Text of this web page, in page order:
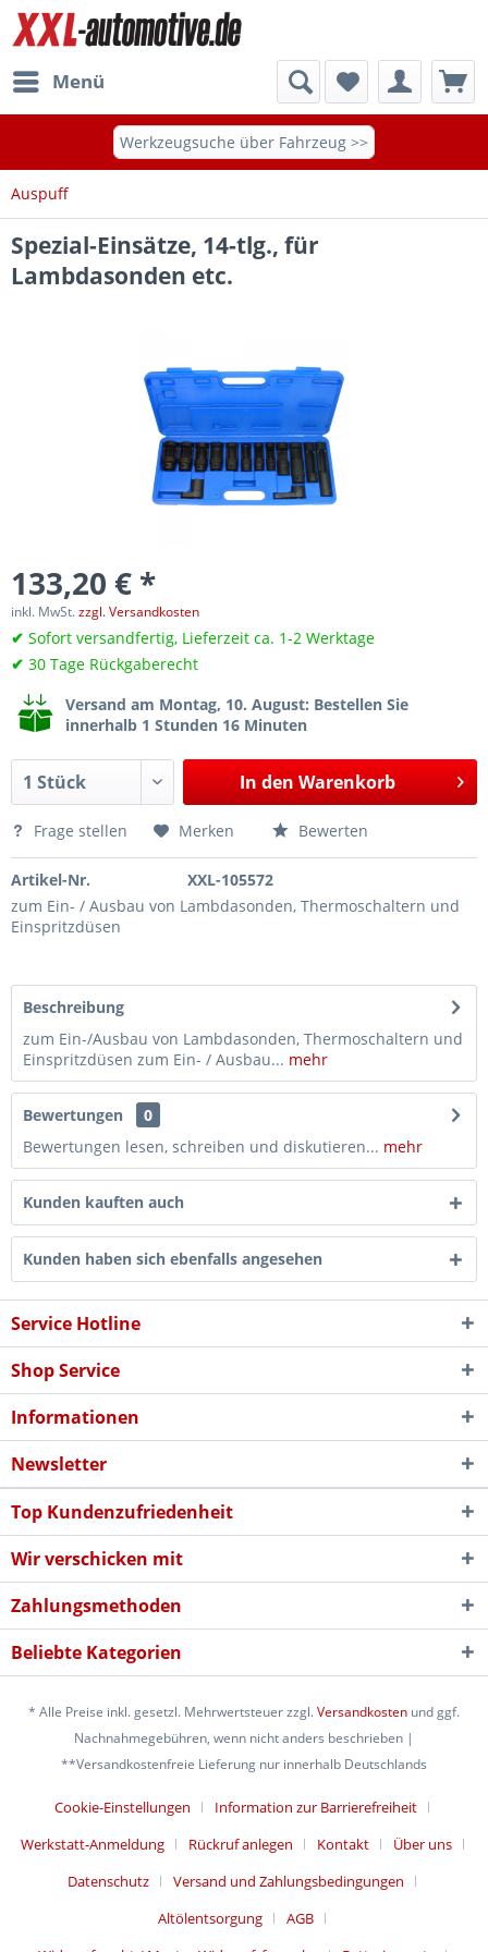
Menü
Werkzeugsuche über Fahrzeug >>
Auspuff
Spezial-Einsätze, 14-tlg., für
Lambdasonden etc.
133,20 € *
inkl. MwSt.zzgl. Versandkosten
✔ Sofort versandfertig, Lieferzeit ca. 1-2 Werktage
✔ 30 Tage Rückgaberecht
Versand am Montag, 10. August: Bestellen Sie
innerhalb 1 Stunden 16 Minuten
In den Warenkorb
Frage stellen Merken Bewerten
Artikel-Nr.
XXL-105572
zum Ein- / Ausbau von Lambdasonden, Thermoschaltern und
Einspritzdüsen
Beschreibung
zum Ein-/Ausbau von Lambdasonden, Thermoschaltern und
Einspritzdüsen zum Ein- / Ausbau... mehr
Bewertungen
0
Bewertungen lesen, schreiben und diskutieren... mehr
Kunden kauften auch
Kunden haben sich ebenfalls angesehen
Service Hotline
Shop Service
Informationen
Newsletter
Top Kundenzufriedenheit
Wir verschicken mit
Zahlungsmethoden
Beliebte Kategorien
* Alle Preise inkl. gesetzl. Mehrwertsteuer zzgl.Versandkosten und ggf.
Nachnahmegebühren, wenn nicht anders beschrieben |
**Versandkostenfreie Lieferung nur innerhalb Deutschlands
Cookie-Einstellungen
Information zur Barrierefreiheit
Werkstatt-Anmeldung
Rückruf anlegen Kontakt
Über uns
Datenschutz
Versand und Zahlungsbedingungen
Altölentsorgung
AGB